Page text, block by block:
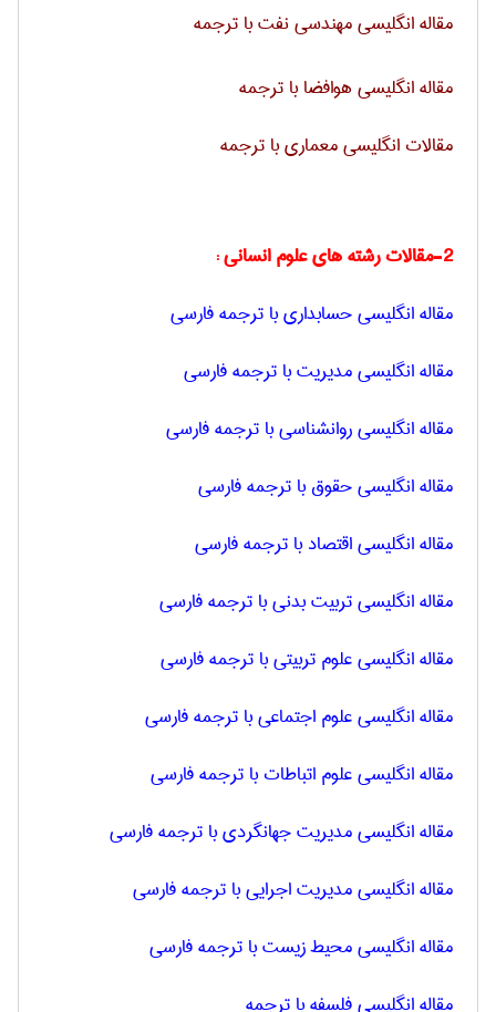
مقاله انگلیسی مهندسی نفت با ترجمه
مقاله انگلیسی هوافضا با ترجمه
مقالات انگلیسی معماری با ترجمه
2-مقالات رشته های علوم انسانی :
مقاله انگلیسی حسابداری با ترجمه فارسی
مقاله انگلیسی مدیریت با ترجمه فارسی
مقاله انگلیسی روانشناسی با ترجمه فارسی
مقاله انگلیسی حقوق با ترجمه فارسی
مقاله انگلیسی اقتصاد با ترجمه فارسی
مقاله انگلیسی تربیت بدنی با ترجمه فارسی
مقاله انگلیسی علوم تربیتی با ترجمه فارسی
مقاله انگلیسی علوم اجتماعی با ترجمه فارسی
مقاله انگلیسی علوم اتباطات با ترجمه فارسی
مقاله انگلیسی مدیریت جهانگردی با ترجمه فارسی
مقاله انگلیسی مدیریت اجرایی با ترجمه فارسی
مقاله انگلیسی محیط زیست با ترجمه فارسی
مقاله انگلیسی فلسفه با ترجمه